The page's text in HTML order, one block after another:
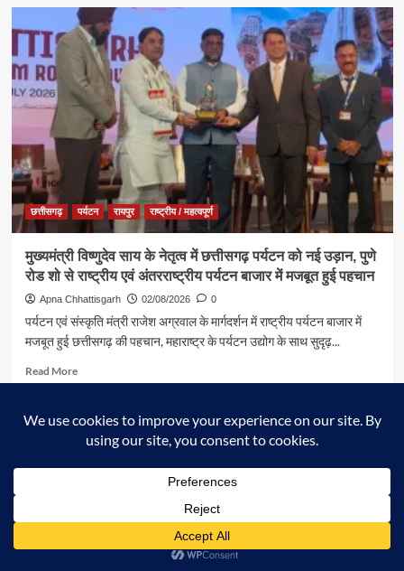
और
खुशहाली
की
कामना
ब्रह्माकुमारीज़,
अंबिकापुर
मुक्त
युवा,
विकसित
भारत
संकल्प
अभियान’
कार्यक्रम
संस्कृति
एवं
धर्मस्व
श्री
राजेश
छत्तीसगढ़ पर्यटन रायपुर राष्ट्रीय / महत्वपूर्ण
मुख्यमंत्री विष्णुदेव साय के नेतृत्व में छत्तीसगढ़ पर्यटन को नई उड़ान, पुणे
रोड शो से राष्ट्रीय एवं अंतरराष्ट्रीय पर्यटन बाजार में मजबूत हुई पहचान
Apna Chhattisgarh 02/08/2026 0
पर्यटन एवं संस्कृति मंत्री राजेश अग्रवाल के मार्गदर्शन में राष्ट्रीय पर्यटन बाजार में
मजबूत हुई छत्तीसगढ़ की पहचान, महाराष्ट्र के पर्यटन उद्योग के साथ सुदृढ़...
Read MoreRead
more
मुख्यमंत्री
विष्णुदेव
के
छत्तीसगढ़